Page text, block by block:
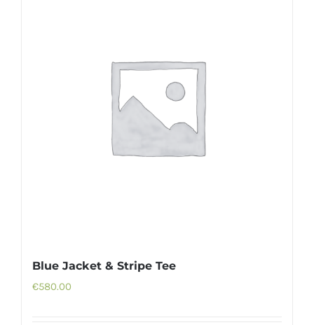
Blue Jacket & Stripe Tee
€580.00